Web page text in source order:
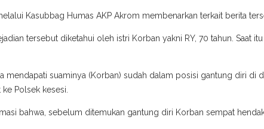
Kasubbag Humas AKP Akrom membenarkan terkait berita
tersebut diketahui oleh istri Korban yakni RY, 70 tahun.
mendapati suaminya (Korban) sudah dalam posisi gantung diri
Polsek kesesi.
bahwa, sebelum ditemukan gantung diri Korban sempat